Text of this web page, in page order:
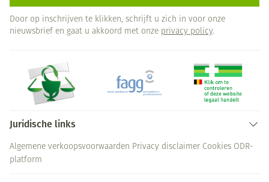
Door op inschrijven te klikken, schrijft u zich in voor onze
nieuwsbrief en gaat u akkoord met onze privacy policy.
Juridische links
Algemene verkoopsvoorwaarden Privacy disclaimer Cookies ODR-
platform